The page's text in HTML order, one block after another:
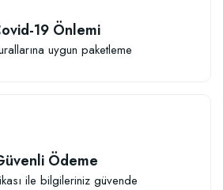
19 Önlemi
uygun paketleme
Ödeme
ile bilgileriniz güvende